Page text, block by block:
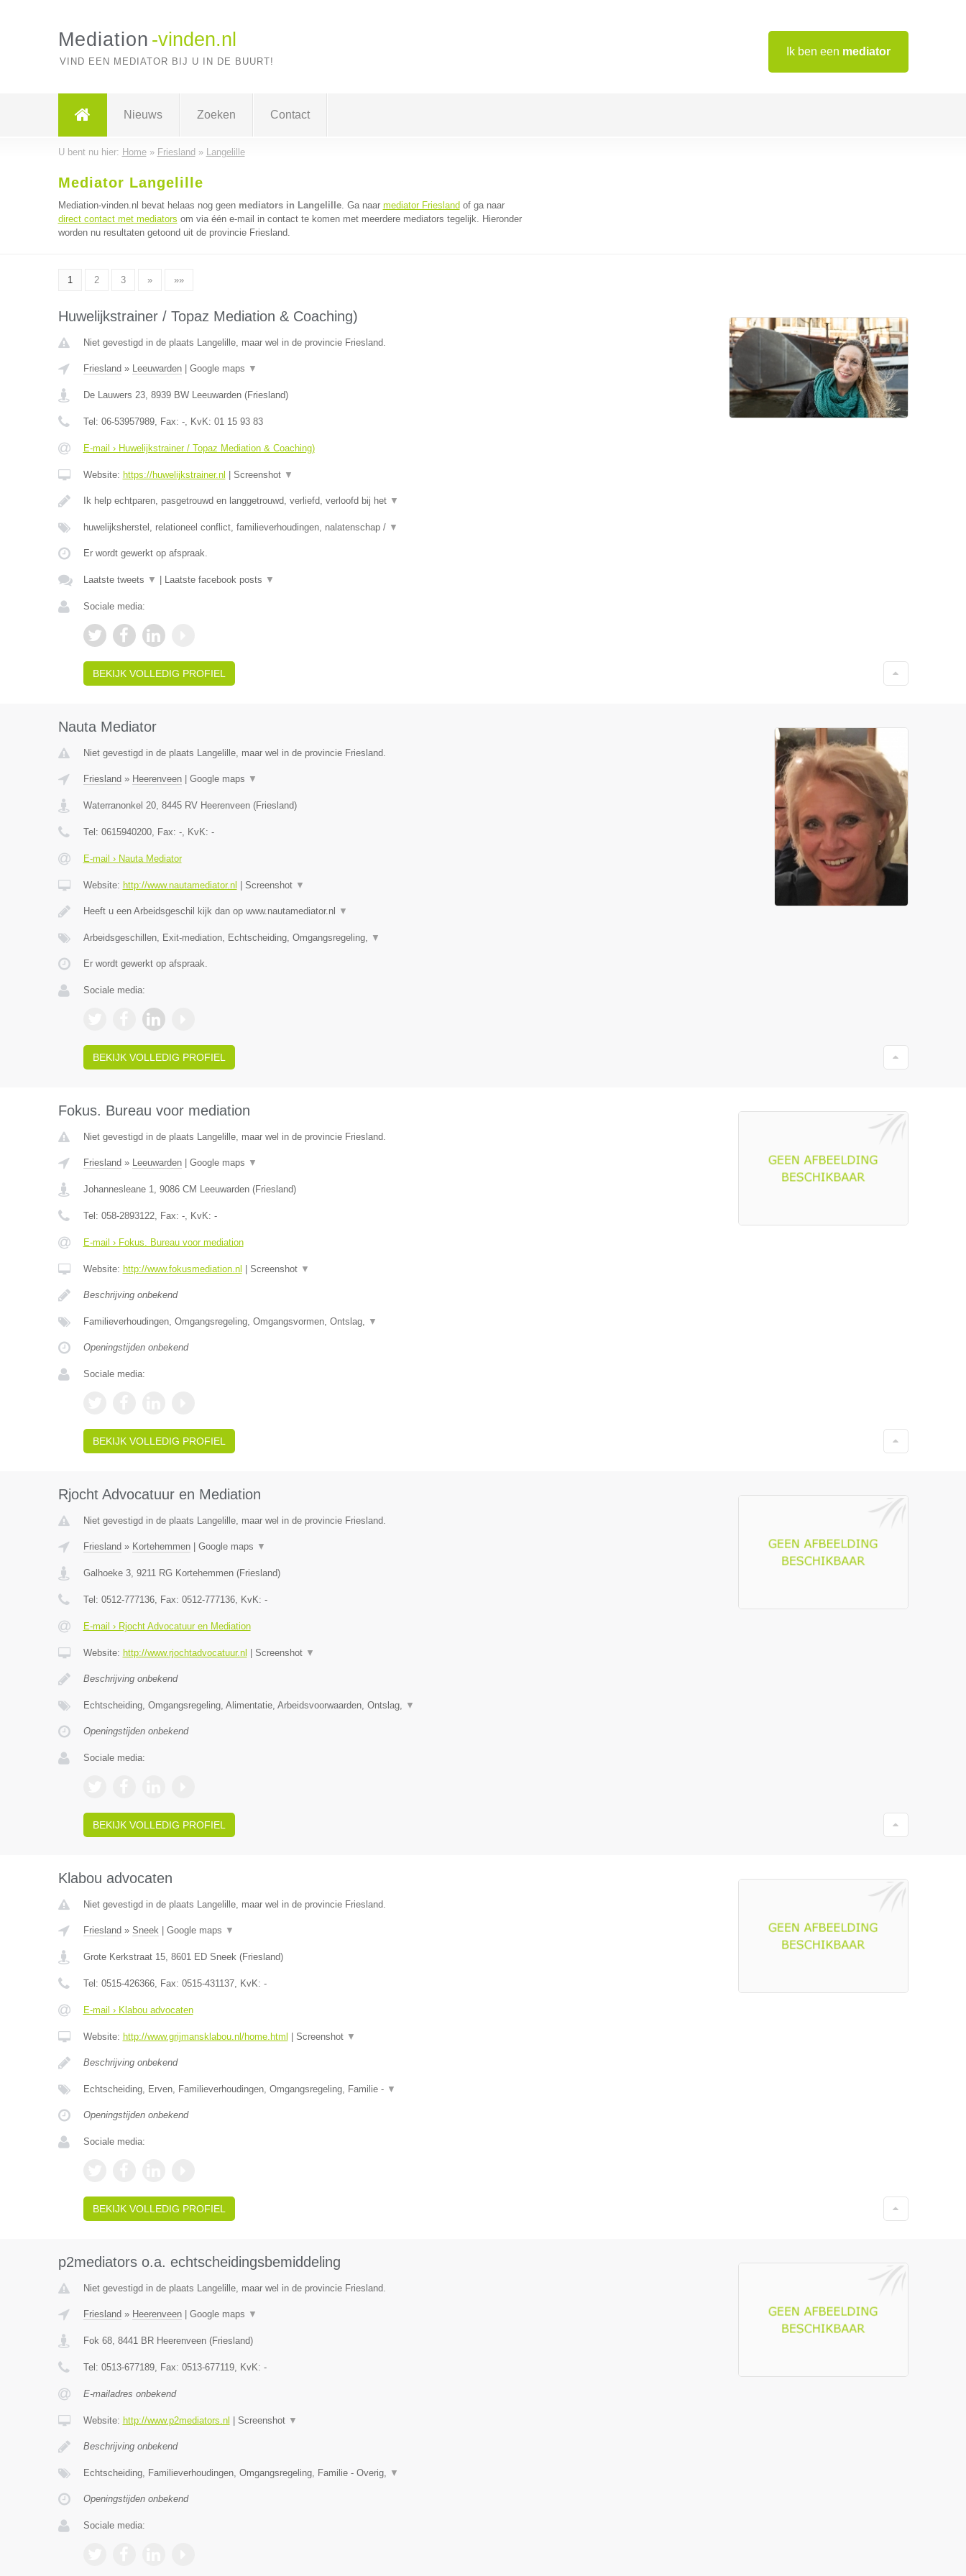
Ik ben een mediator
Mediation -vinden.nl
VIND EEN MEDIATOR BIJ U IN DE BUURT!
Nieuws Zoeken Contact
U bent nu hier: Home» Friesland » Langelille
Mediator Langelille
Mediation-vinden.nl bevat helaas nog geen mediators in Langelille. Ga naar mediator Friesland of ga naar
direct contact met mediators om via één e-mail in contact te komen met meerdere mediators tegelijk. Hieronder
worden nu resultaten getoond uit de provincie Friesland.
1 2 3 » »»
Huwelijkstrainer / Topaz Mediation & Coaching)
Niet gevestigd in de plaats Langelille, maar wel in de provincie Friesland.
Friesland » Leeuwarden| Google maps ▼
De Lauwers 23, 8939 BW Leeuwarden(Friesland)
Tel: 06-53957989, Fax: -, KvK: 01 15 93 83
E-mail › Huwelijkstrainer / Topaz Mediation & Coaching)
Website: https://huwelijkstrainer.nl Screenshot ▼
Ik help echtparen, pasgetrouwd en langgetrouwd, verliefd, verloofd bij het ▼
huwelijksherstel, relationeel conflict, familieverhoudingen, nalatenschap / ▼
Er wordt gewerkt op afspraak.
Laatste tweets ▼ Laatste facebook posts ▼
Sociale media:
BEKIJK VOLLEDIG PROFIEL
Nauta Mediator
Niet gevestigd in de plaats Langelille, maar wel in de provincie Friesland.
Friesland » Heerenveen| Google maps ▼
Waterranonkel 20, 8445 RV Heerenveen(Friesland)
Tel: 0615940200, Fax: -, KvK: -
E-mail › Nauta Mediator
Website: http://www.nautamediator.nl Screenshot ▼
Heeft u een Arbeidsgeschil kijk dan op www.nautamediator.nl ▼
Arbeidsgeschillen, Exit-mediation, Echtscheiding, Omgangsregeling, ▼
Er wordt gewerkt op afspraak.
Sociale media:
BEKIJK VOLLEDIG PROFIEL
Fokus. Bureau voor mediation
Niet gevestigd in de plaats Langelille, maar wel in de provincie Friesland.
Friesland » Leeuwarden| Google maps ▼
Johannesleane 1, 9086 CM Leeuwarden(Friesland)
Tel: 058-2893122, Fax: -, KvK: -
E-mail › Fokus. Bureau voor mediation
Website: http://www.fokusmediation.nl Screenshot ▼
Beschrijving onbekend
Familieverhoudingen, Omgangsregeling, Omgangsvormen, Ontslag, ▼
Openingstijden onbekend
Sociale media:
BEKIJK VOLLEDIG PROFIEL
Rjocht Advocatuur en Mediation
Niet gevestigd in de plaats Langelille, maar wel in de provincie Friesland.
Friesland » Kortehemmen| Google maps ▼
Galhoeke 3, 9211 RG Kortehemmen(Friesland)
Tel: 0512-777136, Fax: 0512-777136, KvK: -
E-mail › Rjocht Advocatuur en Mediation
Website: http://www.rjochtadvocatuur.nl Screenshot ▼
Beschrijving onbekend
Echtscheiding, Omgangsregeling, Alimentatie, Arbeidsvoorwaarden, Ontslag, ▼
Openingstijden onbekend
Sociale media:
BEKIJK VOLLEDIG PROFIEL
Klabou advocaten
Niet gevestigd in de plaats Langelille, maar wel in de provincie Friesland.
Friesland » Sneek| Google maps ▼
Grote Kerkstraat 15, 8601 ED Sneek(Friesland)
Tel: 0515-426366, Fax: 0515-431137, KvK: -
E-mail › Klabou advocaten
Website: http://www.grijmansklabou.nl/home.html Screenshot ▼
Beschrijving onbekend
Echtscheiding, Erven, Familieverhoudingen, Omgangsregeling, Familie - ▼
Openingstijden onbekend
Sociale media:
BEKIJK VOLLEDIG PROFIEL
p2mediators o.a. echtscheidingsbemiddeling
Niet gevestigd in de plaats Langelille, maar wel in de provincie Friesland.
Friesland » Heerenveen| Google maps ▼
Fok 68, 8441 BR Heerenveen(Friesland)
Tel: 0513-677189, Fax: 0513-677119, KvK: -
E-mailadres onbekend
Website: http://www.p2mediators.nl Screenshot ▼
Beschrijving onbekend
Echtscheiding, Familieverhoudingen, Omgangsregeling, Familie - Overig, ▼
Openingstijden onbekend
Sociale media: